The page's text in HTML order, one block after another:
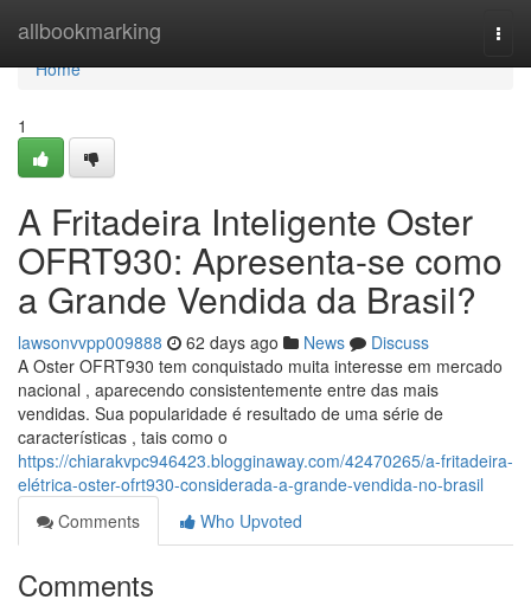
allbookmarking
Home
Home
1
A Fritadeira Inteligente Oster
OFRT930: Apresenta-se como
a Grande Vendida da Brasil?
lawsonvvpp009888 62 days ago News
Discuss
A Oster OFRT930 tem conquistado muita interesse em mercado
nacional , aparecendo consistentemente entre das mais
vendidas. Sua popularidade é resultado de uma série de
características , tais como o
https://chiarakvpc946423.blogginaway.com/42470265/a-fritadeira-
elétrica-oster-ofrt930-considerada-a-grande-vendida-no-brasil
Comments
Who Upvoted
Comments